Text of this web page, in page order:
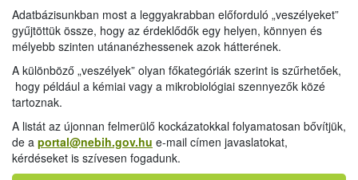
Adatbázisunkban most a leggyakrabban előforduló „veszélyeket”
gyűjtöttük össze, hogy az érdeklődők egy helyen, könnyen és
mélyebb szinten utánanézhessenek azok hátterének.
A különböző „veszélyek” olyan főkategóriák szerint is szűrhetőek,
hogy például a kémiai vagy a mikrobiológiai szennyezők közé
tartoznak.
A listát az újonnan felmerülő kockázatokkal folyamatosan bővítjük,
de a portal@nebih.gov.hu e-mail címen javaslatokat,
kérdéseket is szívesen fogadunk.